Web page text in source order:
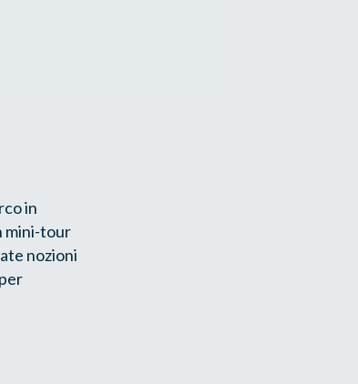
in
mini-tour
nozioni